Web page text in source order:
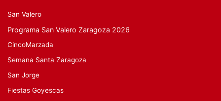
San Valero
Programa San Valero Zaragoza 2026
CincoMarzada
Semana Santa Zaragoza
San Jorge
Fiestas Goyescas